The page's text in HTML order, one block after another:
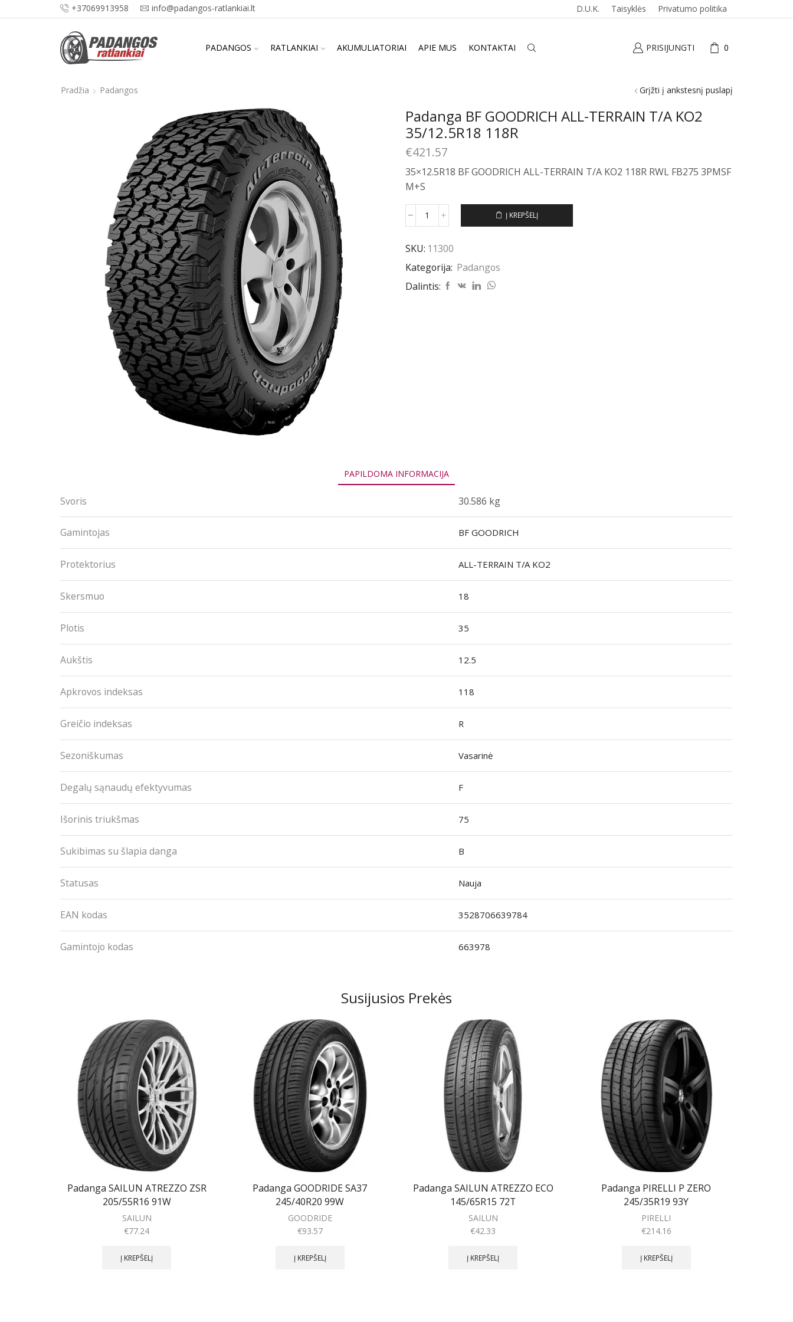
+37069913958 info@padangos-ratlankiai.lt D.U.K. Taisyklės Privatumo politika
PADANGOS RATLANKIAI AKUMULIATORIAI APIE MUS KONTAKTAI PRISIJUNGTI 0
Pradžia Padangos Grįžti į ankstesnį puslapį
Padanga BF GOODRICH ALL-TERRAIN T/A KO2
35/12.5R18 118R
€421.57
35×12.5R18 BF GOODRICH ALL-TERRAIN T/A KO2 118R RWL FB275 3PMSF
M+S
produkto
Padanga
BF
GOODRICH
TERRAIN
Į KREPŠELĮ
SKU: 11300
Kategorija: Padangos
Dalintis:
PAPILDOMA INFORMACIJA
Svoris 30.586 kg
Gamintojas BF GOODRICH
Protektorius ALL-TERRAIN T/A KO2
Skersmuo 18
Plotis 35
Aukštis 12.5
Apkrovos indeksas 118
Greičio indeksas R
Sezoniškumas Vasarinė
Degalų sąnaudų efektyvumas F
Išorinis triukšmas 75
Sukibimas su šlapia danga B
Statusas Nauja
EAN kodas 3528706639784
Gamintojo kodas 663978
Susijusios Prekės
Padanga SAILUN ATREZZO ZSR
205/55R16 91W
SAILUN
€77.24
Į KREPŠELĮ
Padanga GOODRIDE SA37
245/40R20 99W
GOODRIDE
€93.57
Į KREPŠELĮ
Padanga SAILUN ATREZZO ECO
145/65R15 72T
SAILUN
€42.33
Į KREPŠELĮ
Padanga PIRELLI P ZERO
245/35R19 93Y
PIRELLI
€214.16
Į KREPŠELĮ